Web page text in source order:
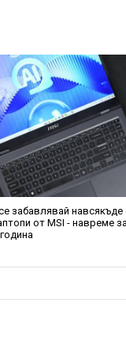
забавлявай навсякъде
от MSI - навреме